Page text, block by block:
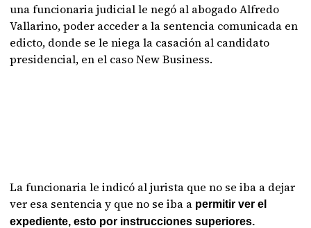
una funcionaria judicial le negó al abogado Alfredo
Vallarino, poder acceder a la sentencia comunicada en
edicto, donde se le niega la casación al candidato
presidencial, en el caso New Business.
La funcionaria le indicó al jurista que no se iba a dejar
ver esa sentencia y que no se iba a permitir ver el
expediente, esto por instrucciones superiores.